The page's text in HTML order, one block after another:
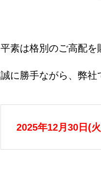
平素は格別のご高配を
誠に勝手ながら、弊
2025年12月30日(